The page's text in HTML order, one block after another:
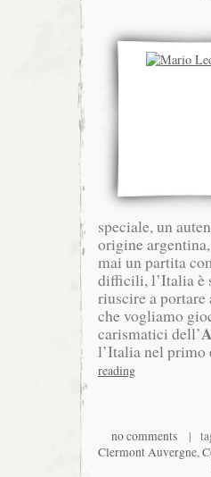
speciale, un
origine
mai un partita
difficili, l’Italia è
riuscire a
che vogliamo
carismatici dell’
l’Italia nel primo
reading
no comments|
Clermont Auvergne,